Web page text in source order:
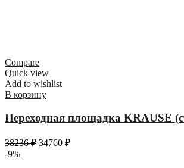
Compare
Quick view
Add to wishlist
В корзину
Переходная площадка KRAUSE
38236₽ 34760 ₽
-9%